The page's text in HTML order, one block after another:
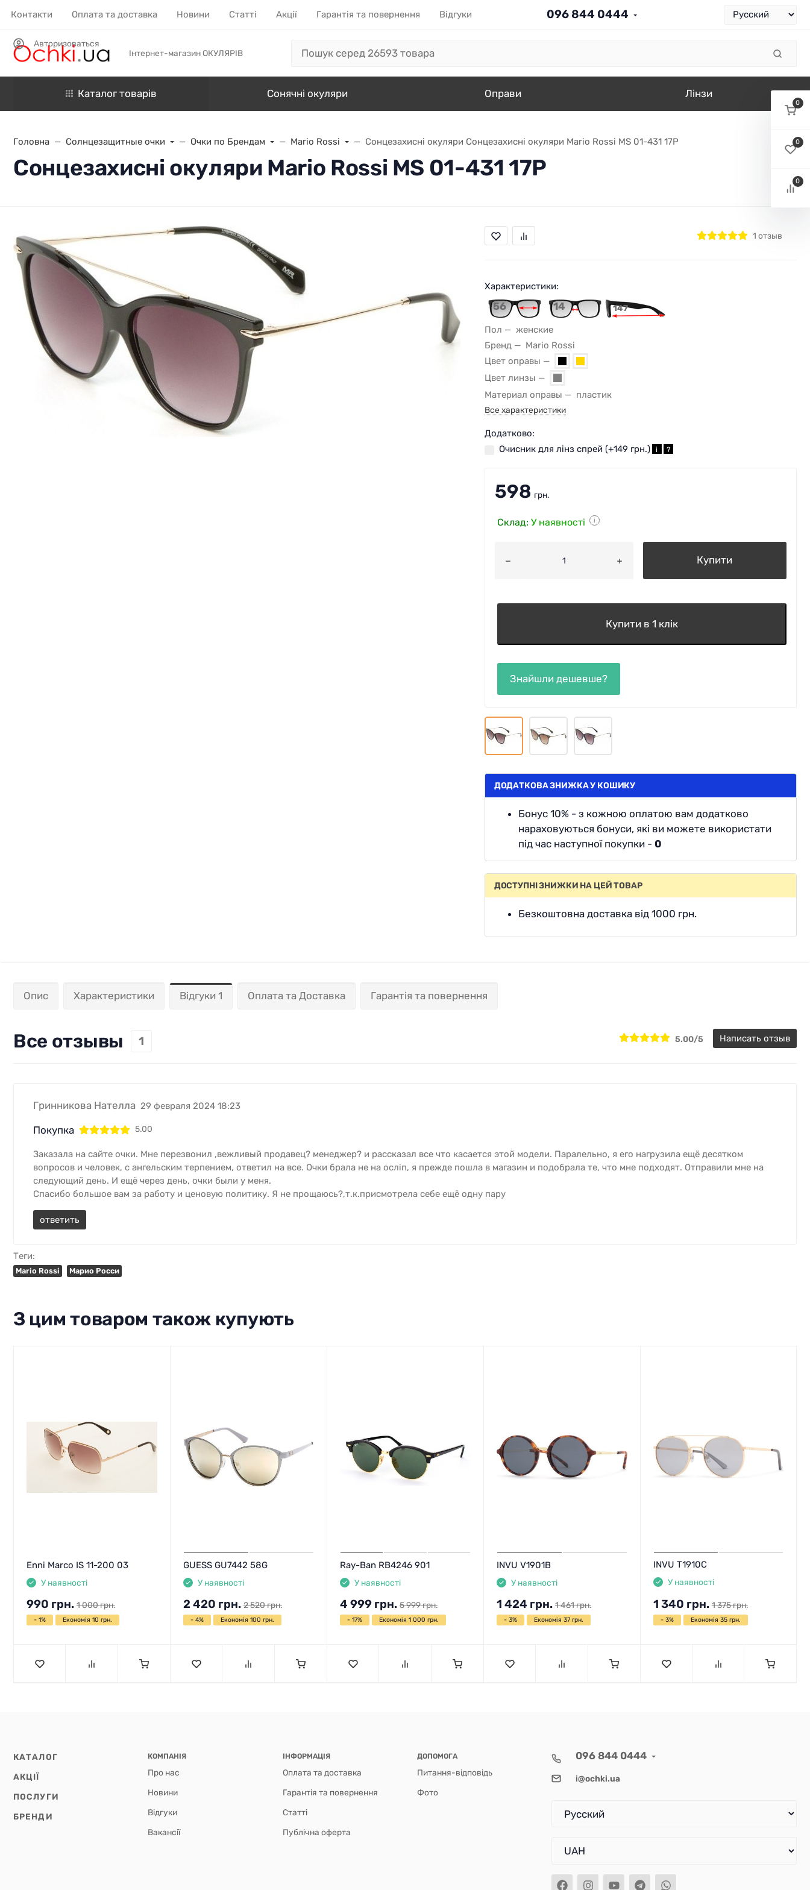
Контакти Оплата та доставка Новини Статті Акції Гарантія та повернення Відгуки 096 844 0444
Авторизоваться
Інтернет-магазин ОКУЛЯРІВ
Каталог товарів Сонячні окуляри Оправи Лінзи
Головна Солнцезащитные очки Очки по Брендам Mario Rossi Сонцезахисні окуляри Сонцезахисні окуляри Mario Rossi MS 01-431 17P
Сонцезахисні окуляри Mario Rossi MS 01-431 17P
1 отзыв
Характеристики:
56 14 147
Пол
женские
Бренд
Mario Rossi
Цвет оправы
Цвет линзы
Материал оправы
пластик
Все характеристики
Додатково:
Очисник для лінз спрей (+149 грн.) i ?
598 грн.
Склад: У наявності i
Купити
Купити в 1 клік
ДОДАТКОВА ЗНИЖКА У КОШИКУ
Бонус 10% - з кожною оплатою вам додатково
нараховуються бонуси, які ви можете використати
під час наступної покупки - 0
ДОСТУПНІ ЗНИЖКИ НА ЦЕЙ ТОВАР
Безкоштовна доставка від 1000 грн.
Опис Характеристики Відгуки 1 Оплата та Доставка Гарантія та повернення
Все отзывы 1 5.00/5 Написать отзыв
Гринникова Нателла 29 февраля 2024 18:23
Покупка 5.00
Заказала на сайте очки. Мне перезвонил ,вежливый продавец? менеджер? и рассказал все что касается этой модели. Паралельно, я его нагрузила ещё десятком
вопросов и человек, с ангельским терпением, ответил на все. Очки брала не на осліп, я прежде пошла в магазин и подобрала те, что мне подходят. Отправили мне на
следующий день. И ещё через день, очки были у меня.
Спасибо большое вам за работу и ценовую политику. Я не прощаюсь?,т.к.присмотрела себе ещё одну пару
ответить
Теги:
Mario Rossi Марио Росси
З цим товаром також купують
Enni Marco IS 11-200 03
У наявності
990 грн. 1 000грн.
- 1% Економія 10 грн.
GUESS GU7442 58G
У наявності
2 420 грн. 2 520грн.
- 4% Економія 100 грн.
Ray-Ban RB4246 901
У наявності
4 999 грн. 5 999грн.
- 17% Економія 1 000 грн.
INVU V1901B
У наявності
1 424 грн. 1 461грн.
- 3% Економія 37 грн.
INVU T1910C
У наявності
1 340 грн. 1 375грн.
- 3% Економія 35 грн.
КАТАЛОГ
АКЦІЇ
ПОСЛУГИ
БРЕНДИ
КОМПАНІЯ
Про нас
Новини
Відгуки
Вакансії
ІНФОРМАЦІЯ
Оплата та доставка
Гарантія та повернення
Статті
Публічна оферта
ДОПОМОГА
Питання-відповідь
Фото
096 844 0444
i@ochki.ua
0
0
0